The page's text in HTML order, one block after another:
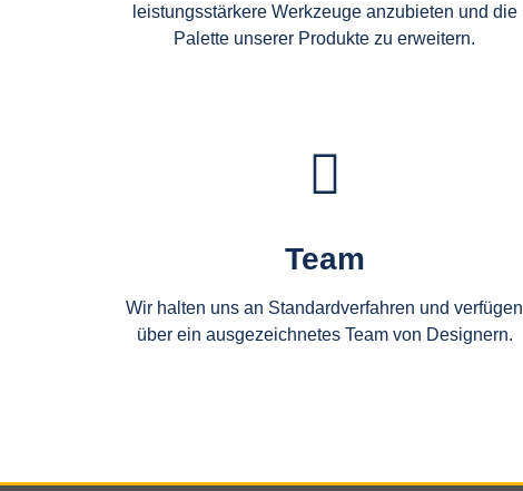
leistungsstärkere Werkzeuge anzubieten und die
Palette unserer Produkte zu erweitern.
Team
Wir halten uns an Standardverfahren und verfügen
über ein ausgezeichnetes Team von Designern.